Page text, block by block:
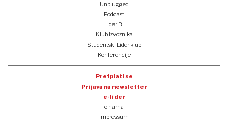
Unplugged
Podcast
Lider BI
Klub izvoznika
Studentski Lider klub
Konferencije
Pretplati se
Prijava na newsletter
e-lider
o nama
impressum